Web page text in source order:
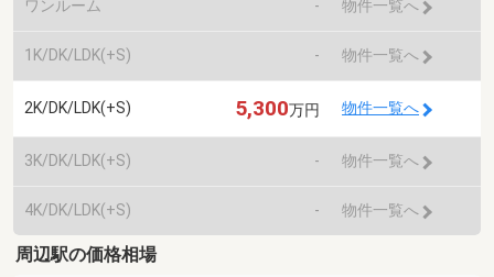
ワンルーム - 物件一覧へ
1K/DK/LDK(+S) - 物件一覧へ
2K/DK/LDK(+S) 5,300万円 物件一覧へ
3K/DK/LDK(+S) - 物件一覧へ
4K/DK/LDK(+S) - 物件一覧へ
周辺駅の価格相場